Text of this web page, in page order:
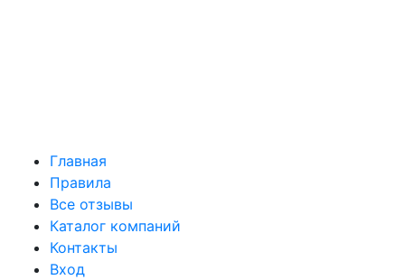
Главная
Правила
Все отзывы
Каталог компаний
Контакты
Вход